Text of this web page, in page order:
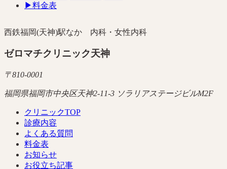
▶料金表
西鉄福岡(天神)駅なか 内科・女性内科
ゼロマチクリニック天神
〒810-0001
福岡県福岡市中央区天神2-11-3 ソラリアステージビルM2F
クリニックTOP
診療内容
よくある質問
料金表
お知らせ
お役立ち記事